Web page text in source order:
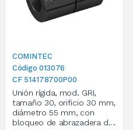
COMINTEC
Código 013076
CF 514178700P00
Unión rígida, mod. GRI,
tamaño 30, orificio 30 mm,
diámetro 55 mm, con
bloqueo de abrazadera de